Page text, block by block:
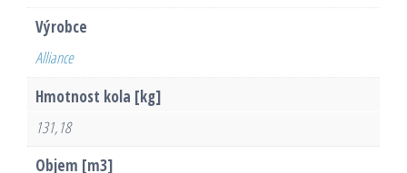
Výrobce
Alliance
Hmotnost kola [kg]
131,18
Objem [m3]